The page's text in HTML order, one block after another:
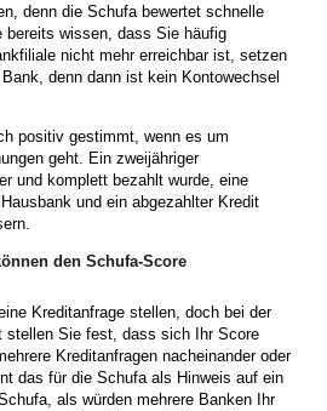
denn die Schufa bewertet schnelle
bereits wissen, dass Sie häufig
nicht mehr erreichbar ist, setzen
denn dann ist kein Kontowechsel
positiv gestimmt, wenn es um
geht. Ein zweijähriger
und komplett bezahlt wurde, eine
und ein abgezahlter Kredit
den Schufa-Score
Kreditanfrage stellen, doch bei der
stellen Sie fest, dass sich Ihr Score
Kreditanfragen nacheinander oder
das für die Schufa als Hinweis auf ein
als würden mehrere Banken Ihr